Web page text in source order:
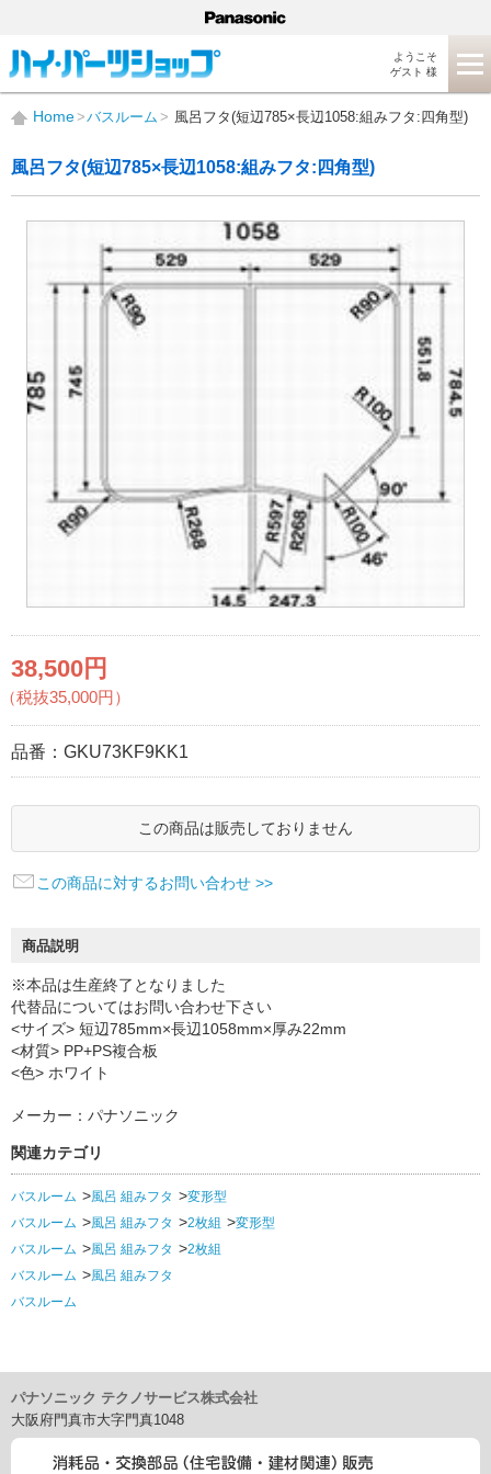
ようこそ
ゲスト 様
Home バスルーム 風呂フタ(短辺785×長辺1058:組みフタ:四角型)
風呂フタ(短辺785×長辺1058:組みフタ:四角型)
38,500円
（税抜35,000円）
品番： GKU73KF9KK1
この商品は販売しておりません
この商品に対するお問い合わせ >>
商品説明
※本品は生産終了となりました
代替品についてはお問い合わせ下さい
<サイズ> 短辺785mm×長辺1058mm×厚み22mm
<材質> PP+PS複合板
<色> ホワイト
メーカー：パナソニック
関連カテゴリ
バスルーム 風呂 組みフタ
変形型
バスルーム
風呂 組みフタ 2枚組
変形型
バスルーム
風呂 組みフタ
2枚組
バスルーム
風呂 組みフタ
バスルーム
パナソニック テクノサービス株式会社
大阪府門真市大字門真1048